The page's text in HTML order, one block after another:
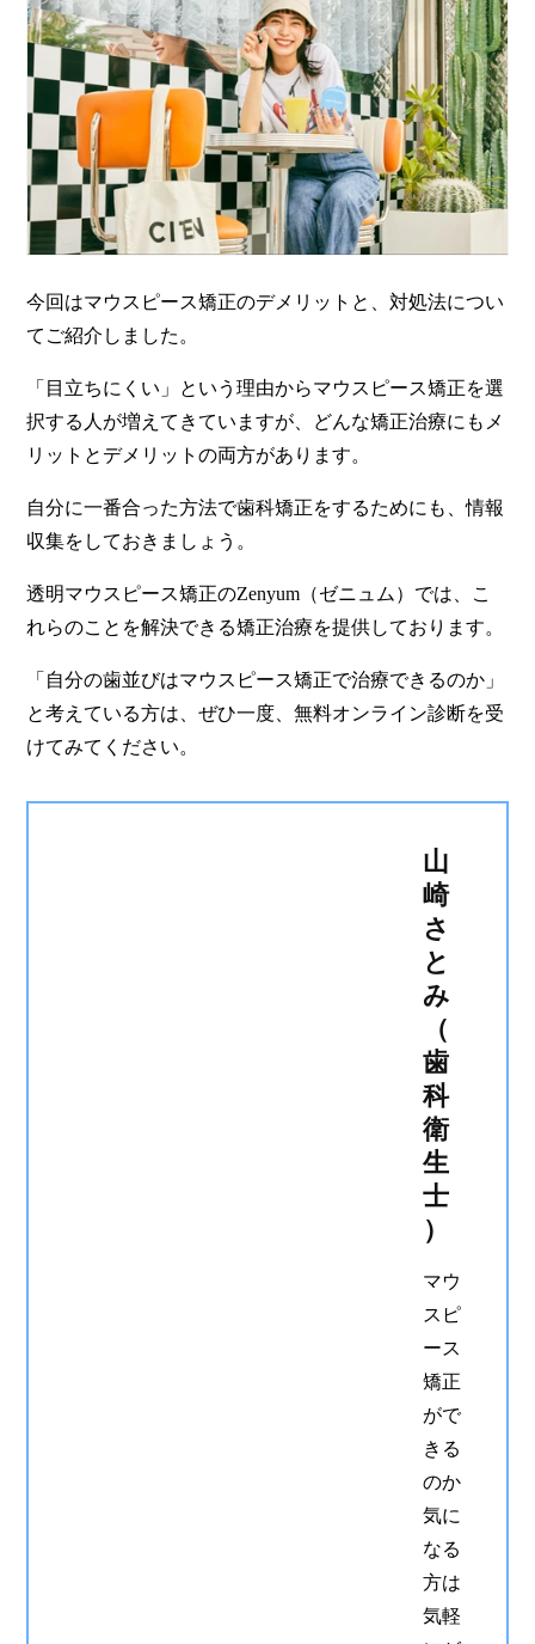
今回はマウスピース矯正のデメリットと、対処法につい
てご紹介しました。
「目立ちにくい」という理由からマウスピース矯正を選
択する人が増えてきていますが、どんな矯正治療にもメ
リットとデメリットの両方があります。
自分に一番合った方法で歯科矯正をするためにも、情報
収集をしておきましょう。
透明マウスピース矯正のZenyum（ゼニュム）では、こ
れらのことを解決できる矯正治療を提供しております。
「自分の歯並びはマウスピース矯正で治療できるのか」
と考えている方は、ぜひ一度、無料オンライン診断を受
けてみてください。
山
崎
さ
と
み
（
歯
科
衛
生
士
）
マウ
スピ
ース
矯正
がで
きる
のか
気に
なる
方は
気軽